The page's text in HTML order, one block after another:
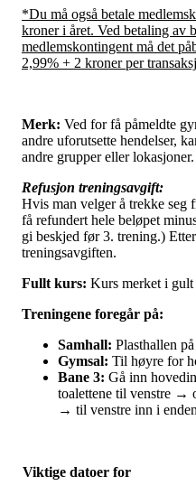
*Du må også betale
kroner i året. Ved betaling av
medlemskontingent må det
2,99% + 2 kroner per
Merk: Ved for få påmeldte
andre uforutsette hendelser,
andre grupper eller lokasjoner.
Refusjon treningsavgift:
Hvis man velger å trekke seg
få refundert hele beløpet
gi beskjed før 3. trening.)
treningsavgiften.
Fullt kurs: Kurs merket i
Treningene foregår på:
Samhall: Plasthallen
Gymsal: Til høyre for
Bane 3: Gå inn
toalettene til venstre →
→ til venstre inn i
Viktige datoer for